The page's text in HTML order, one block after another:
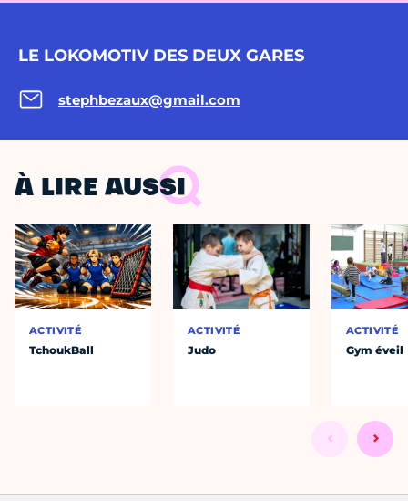
LE LOKOMOTIV DES DEUX GARES
stephbezaux@gmail.com
À LIRE AUSSI
ACTIVITÉ
TchoukBall
ACTIVITÉ
Judo
ACTIVITÉ
Gym éveil